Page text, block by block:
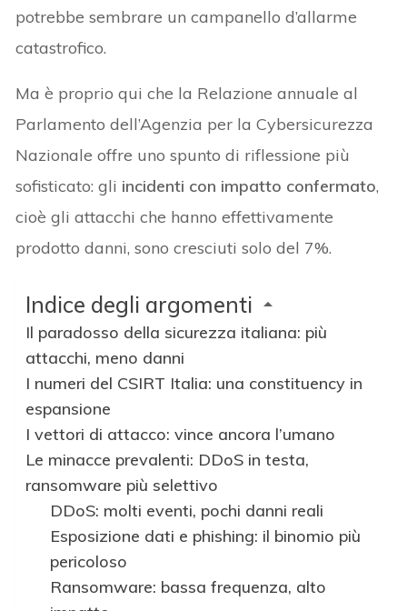
potrebbe sembrare un campanello d’allarme
catastrofico.
Ma è proprio qui che la Relazione annuale al
Parlamento dell’Agenzia per la Cybersicurezza
Nazionale offre uno spunto di riflessione più
sofisticato: gli incidenti con impatto confermato,
cioè gli attacchi che hanno effettivamente
prodotto danni, sono cresciuti solo del 7%.
Indice degli argomenti
Il paradosso della sicurezza italiana: più
attacchi, meno danni
I numeri del CSIRT Italia: una constituency in
espansione
I vettori di attacco: vince ancora l’umano
Le minacce prevalenti: DDoS in testa,
ransomware più selettivo
DDoS: molti eventi, pochi danni reali
Esposizione dati e phishing: il binomio più
pericoloso
Ransomware: bassa frequenza, alto